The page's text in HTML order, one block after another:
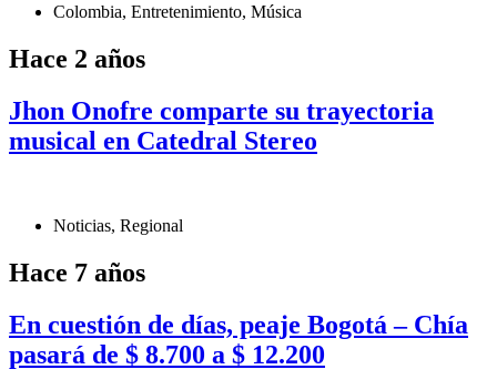
Colombia, Entretenimiento, Música
Hace 2 años
Jhon Onofre comparte su trayectoria
musical en Catedral Stereo
Noticias, Regional
Hace 7 años
En cuestión de días, peaje Bogotá – Chía
pasará de $ 8.700 a $ 12.200